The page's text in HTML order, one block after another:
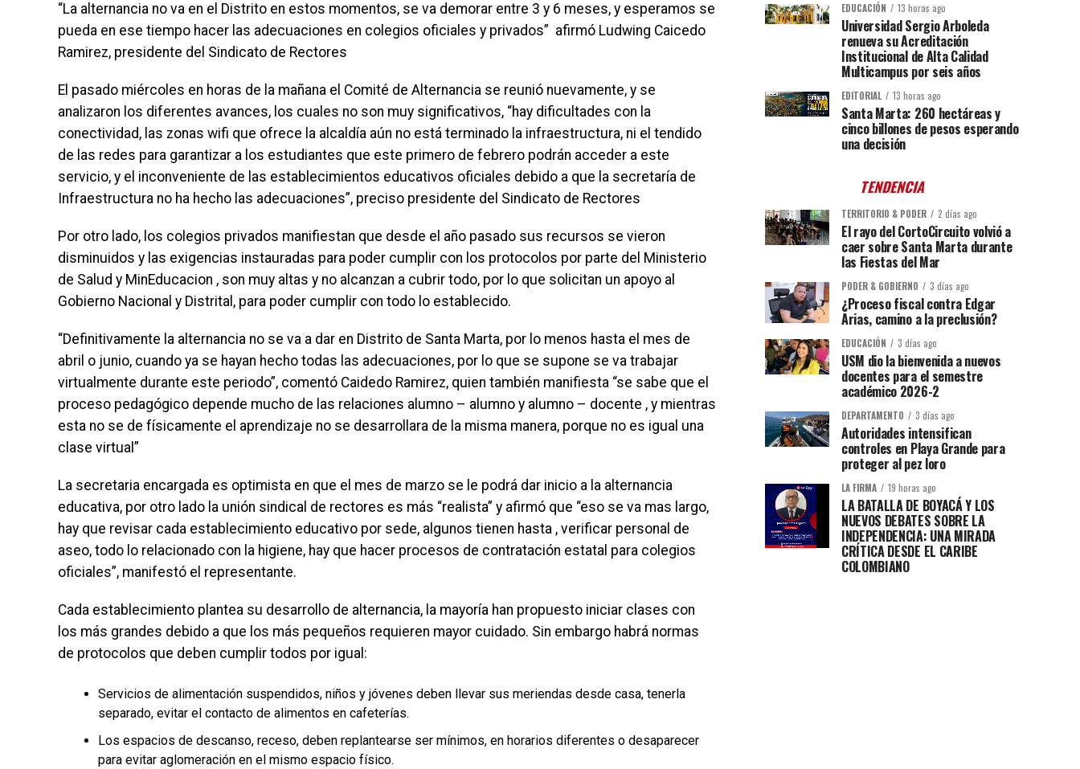
“La alternancia no va en el Distrito en estos momentos, se va demorar entre 3 y 6 meses, y esperamos se
pueda en ese tiempo hacer las adecuaciones en colegios oficiales y privados” afirmó Ludwing Caicedo
Ramirez, presidente del Sindicato de Rectores
El pasado miércoles en horas de la mañana el Comité de Alternancia se reunió nuevamente, y se
analizaron los diferentes avances, los cuales no son muy significativos, “hay dificultades con la
conectividad, las zonas wifi que ofrece la alcaldía aún no está terminado la infraestructura, ni el tendido
de las redes para garantizar a los estudiantes que este primero de febrero podrán acceder a este
servicio, y el inconveniente de las establecimientos educativos oficiales debido a que la secretaría de
Infraestructura no ha hecho las adecuaciones”, preciso presidente del Sindicato de Rectores
Por otro lado, los colegios privados manifiestan que desde el año pasado sus recursos se vieron
disminuidos y las exigencias instauradas para poder cumplir con los protocolos por parte del Ministerio
de Salud y MinEducacion , son muy altas y no alcanzan a cubrir todo, por lo que solicitan un apoyo al
Gobierno Nacional y Distrital, para poder cumplir con todo lo establecido.
“Definitivamente la alternancia no se va a dar en Distrito de Santa Marta, por lo menos hasta el mes de
abril o junio, cuando ya se hayan hecho todas las adecuaciones, por lo que se supone se va trabajar
virtualmente durante este periodo”, comentó Caidedo Ramirez, quien también manifiesta “se sabe que el
proceso pedagógico depende mucho de las relaciones alumno – alumno y alumno – docente , y mientras
esta no se de físicamente el aprendizaje no se desarrollara de la misma manera, porque no es igual una
clase virtual”
La secretaria encargada es optimista en que el mes de marzo se le podrá dar inicio a la alternancia
educativa, por otro lado la unión sindical de rectores es más “realista” y afirmó que “eso se va mas largo,
hay que revisar cada establecimiento educativo por sede, algunos tienen hasta , verificar personal de
aseo, todo lo relacionado con la higiene, hay que hacer procesos de contratación estatal para colegios
oficiales”, manifestó el representante.
Cada establecimiento plantea su desarrollo de alternancia, la mayoría han propuesto iniciar clases con
los más grandes debido a que los más pequeños requieren mayor cuidado. Sin embargo habrá normas
de protocolos que deben cumplir todos por igual:
Servicios de alimentación suspendidos, niños y jóvenes deben llevar sus meriendas desde casa, tenerla
separado, evitar el contacto de alimentos en cafeterías.
Los espacios de descanso, receso, deben replantearse ser mínimos, en horarios diferentes o desaparecer
para evitar aglomeración en el mismo espacio físico.
EDUCACIÓN 13 horas ago
Universidad Sergio Arboleda
renueva su Acreditación
Institucional de Alta Calidad
Multicampus por seis años
EDITORIAL 13 horas ago
Santa Marta: 260 hectáreas y
cinco billones de pesos esperando
una decisión
TENDENCIA
TERRITORIO & PODER 2 días ago
El rayo del CortoCircuito volvió a
caer sobre Santa Marta durante
las Fiestas del Mar
PODER & GOBIERNO 3 días ago
¿Proceso fiscal contra Edgar
Arias, camino a la preclusión?
EDUCACIÓN 3 días ago
USM dio la bienvenida a nuevos
docentes para el semestre
académico 2026-2
DEPARTAMENTO 3 días ago
Autoridades intensifican
controles en Playa Grande para
proteger al pez loro
LA FIRMA 19 horas ago
LA BATALLA DE BOYACÁ Y LOS
NUEVOS DEBATES SOBRE LA
INDEPENDENCIA: UNA MIRADA
CRÍTICA DESDE EL CARIBE
COLOMBIANO